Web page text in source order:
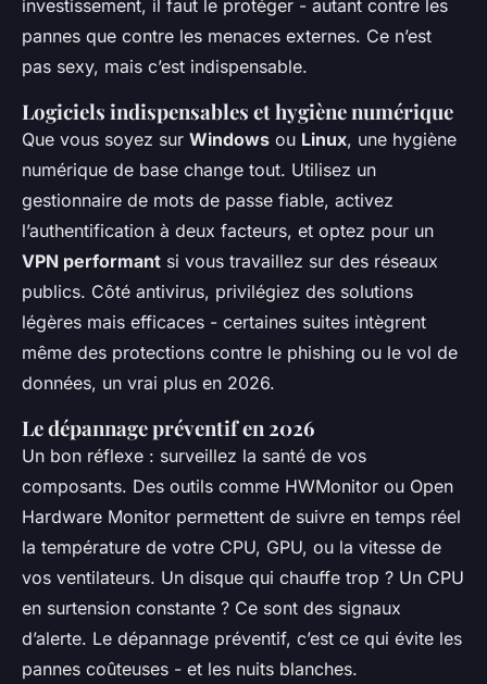
investissement, il faut le protéger - autant contre les
pannes que contre les menaces externes. Ce n’est
pas sexy, mais c’est indispensable.
Logiciels indispensables et hygiène numérique
Que vous soyez sur Windows ou Linux, une hygiène
numérique de base change tout. Utilisez un
gestionnaire de mots de passe fiable, activez
l’authentification à deux facteurs, et optez pour un
VPN performant si vous travaillez sur des réseaux
publics. Côté antivirus, privilégiez des solutions
légères mais efficaces - certaines suites intègrent
même des protections contre le phishing ou le vol de
données, un vrai plus en 2026.
Le dépannage préventif en 2026
Un bon réflexe : surveillez la santé de vos
composants. Des outils comme HWMonitor ou Open
Hardware Monitor permettent de suivre en temps réel
la température de votre CPU, GPU, ou la vitesse de
vos ventilateurs. Un disque qui chauffe trop ? Un CPU
en surtension constante ? Ce sont des signaux
d’alerte. Le dépannage préventif, c’est ce qui évite les
pannes coûteuses - et les nuits blanches.